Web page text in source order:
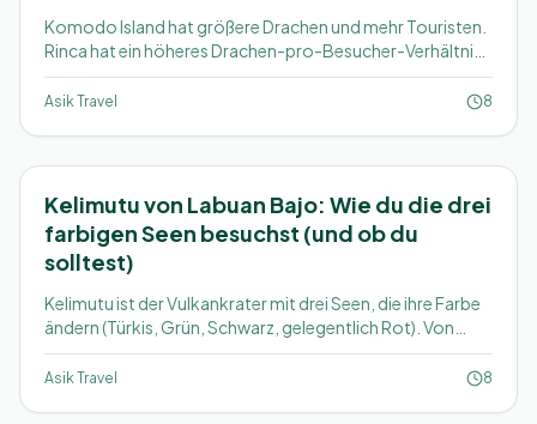
Komodo Island hat größere Drachen und mehr Touristen.
Rinca hat ein höheres Drachen-pro-Besucher-Verhältnis
und kürzere Ranger-Wanderungen. Die meisten
Tagestouren besuchen nur einen. So wählst du.
Asik Travel 8
Kelimutu von Labuan Bajo: Wie du die drei
farbigen Seen besuchst (und ob du
solltest)
Kelimutu ist der Vulkankrater mit drei Seen, die ihre Farbe
ändern (Türkis, Grün, Schwarz, gelegentlich Rot). Von
Labuan Bajo aus ein ernsthaftes Unterfangen: 10-12
Stunden Fahrt pro Richtung, plus Übernachtung für
Asik Travel 8